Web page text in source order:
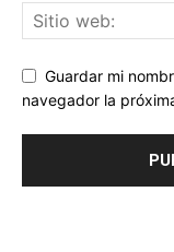
Guardar mi
navegador la